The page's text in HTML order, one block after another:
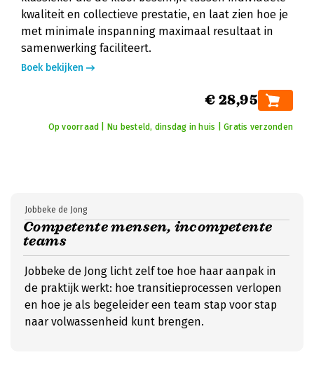
kwaliteit en collectieve prestatie, en laat zien hoe je
met minimale inspanning maximaal resultaat in
samenwerking faciliteert.
Boek bekijken
€ 28,95
Op voorraad | Nu besteld, dinsdag in huis | Gratis verzonden
Competente mensen, incompetente
teams
Jobbeke de Jong
Jobbeke de Jong licht zelf toe hoe haar aanpak in
de praktijk werkt: hoe transitieprocessen verlopen
en hoe je als begeleider een team stap voor stap
naar volwassenheid kunt brengen.